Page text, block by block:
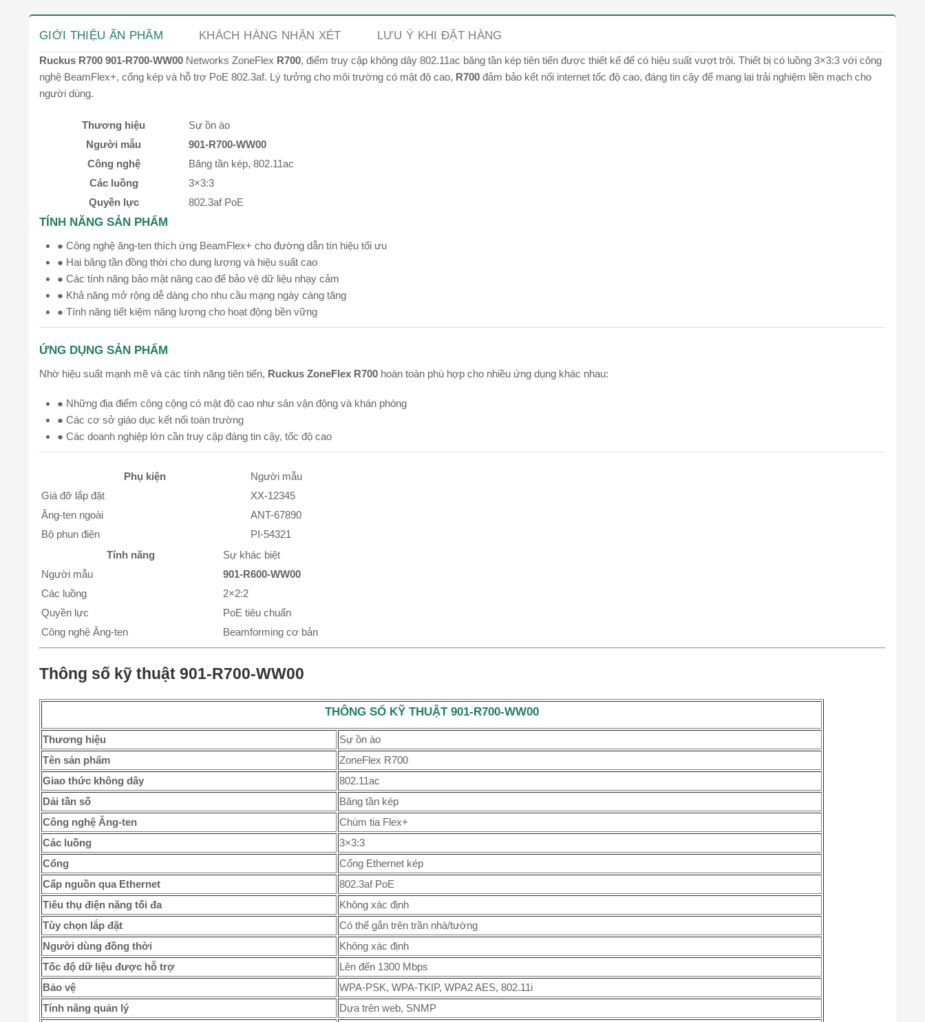
GIỚI THIỆU ẤN PHẨM KHÁCH HÀNG NHẬN XÉT LƯU Ý KHI ĐẶT HÀNG
Ruckus R700 901-R700-WW00 Networks ZoneFlex R700, điểm truy cập không dây 802.11ac băng tần kép tiên tiến được thiết kế để có hiệu suất vượt trội. Thiết bị có luồng 3×3:3 với công
nghệ BeamFlex+, cổng kép và hỗ trợ PoE 802.3af. Lý tưởng cho môi trường có mật độ cao, R700 đảm bảo kết nối internet tốc độ cao, đáng tin cậy để mang lại trải nghiệm liền mạch cho
người dùng.
Thương hiệu
Sự ồn ào
Người mẫu
901-R700-WW00
Công nghệ
Băng tần kép, 802.11ac
Các luồng
3×3:3
Quyền lực
802.3af PoE
TÍNH NĂNG SẢN PHẨM
● Công nghệ ăng-ten thích ứng BeamFlex+ cho đường dẫn tín hiệu tối ưu
● Hai băng tần đồng thời cho dung lượng và hiệu suất cao
● Các tính năng bảo mật nâng cao để bảo vệ dữ liệu nhạy cảm
● Khả năng mở rộng dễ dàng cho nhu cầu mạng ngày càng tăng
● Tính năng tiết kiệm năng lượng cho hoạt động bền vững
ỨNG DỤNG SẢN PHẨM
Nhờ hiệu suất mạnh mẽ và các tính năng tiên tiến, Ruckus ZoneFlex R700 hoàn toàn phù hợp cho nhiều ứng dụng khác nhau:
● Những địa điểm công cộng có mật độ cao như sân vận động và khán phòng
● Các cơ sở giáo dục kết nối toàn trường
● Các doanh nghiệp lớn cần truy cập đáng tin cậy, tốc độ cao
Phụ kiện
Người mẫu
Giá đỡ lắp đặt
XX-12345
Ăng-ten ngoài
ANT-67890
Bộ phun điện
PI-54321
Tính năng
Sự khác biệt
Người mẫu
901-R600-WW00
Các luồng
2×2:2
Quyền lực
PoE tiêu chuẩn
Công nghệ Ăng-ten
Beamforming cơ bản
Thông số kỹ thuật 901-R700-WW00
THÔNG SỐ KỸ THUẬT 901-R700-WW00
Thương hiệu
Sự ồn ào
Tên sản phẩm
ZoneFlex R700
Giao thức không dây
802.11ac
Dải tần số
Băng tần kép
Công nghệ Ăng-ten
Chùm tia Flex+
Các luồng
3×3:3
Cổng
Cổng Ethernet kép
Cấp nguồn qua Ethernet
802.3af PoE
Tiêu thụ điện năng tối đa
Không xác định
Tùy chọn lắp đặt
Có thể gắn trên trần nhà/tường
Người dùng đồng thời
Không xác định
Tốc độ dữ liệu được hỗ trợ
Lên đến 1300 Mbps
Bảo vệ
WPA-PSK, WPA-TKIP, WPA2 AES, 802.11i
Tính năng quản lý
Dựa trên web, SNMP